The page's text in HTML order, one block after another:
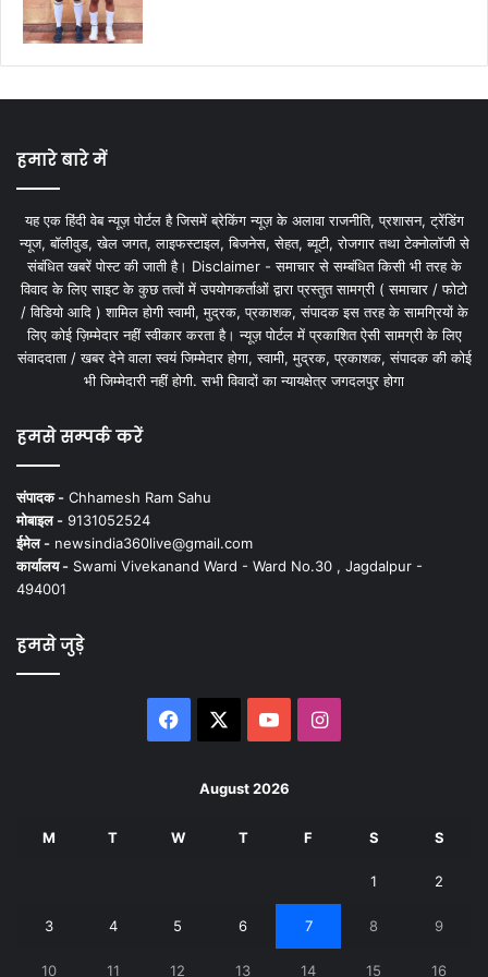
हमारे बारे में
यह एक हिंदी वेब न्यूज़ पोर्टल है जिसमें ब्रेकिंग न्यूज़ के अलावा राजनीति, प्रशासन, ट्रेंडिंग
न्यूज, बॉलीवुड, खेल जगत, लाइफस्टाइल, बिजनेस, सेहत, ब्यूटी, रोजगार तथा टेक्नोलॉजी से
संबंधित खबरें पोस्ट की जाती है। Disclaimer - समाचार से सम्बंधित किसी भी तरह के
विवाद के लिए साइट के कुछ तत्वों में उपयोगकर्ताओं द्वारा प्रस्तुत सामग्री ( समाचार / फोटो
/ विडियो आदि ) शामिल होगी स्वामी, मुद्रक, प्रकाशक, संपादक इस तरह के सामग्रियों के
लिए कोई ज़िम्मेदार नहीं स्वीकार करता है। न्यूज़ पोर्टल में प्रकाशित ऐसी सामग्री के लिए
संवाददाता / खबर देने वाला स्वयं जिम्मेदार होगा, स्वामी, मुद्रक, प्रकाशक, संपादक की कोई
भी जिम्मेदारी नहीं होगी. सभी विवादों का न्यायक्षेत्र जगदलपुर होगा
हमसे सम्पर्क करें
संपादक - Chhamesh Ram Sahu
मोबाइल - 9131052524
ईमेल - newsindia360live@gmail.com
कार्यालय - Swami Vivekanand Ward - Ward No.30 , Jagdalpur -
494001
हमसे जुड़े
Facebook YouTubeInstagram
August 2026
M T W T F S S
1 2
3 4 5 6 7 8 9
10 11 12 13 14 15 16